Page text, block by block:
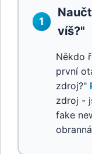
1
víš?"
Někdo
první
zdroj?"
zdroj -
fake